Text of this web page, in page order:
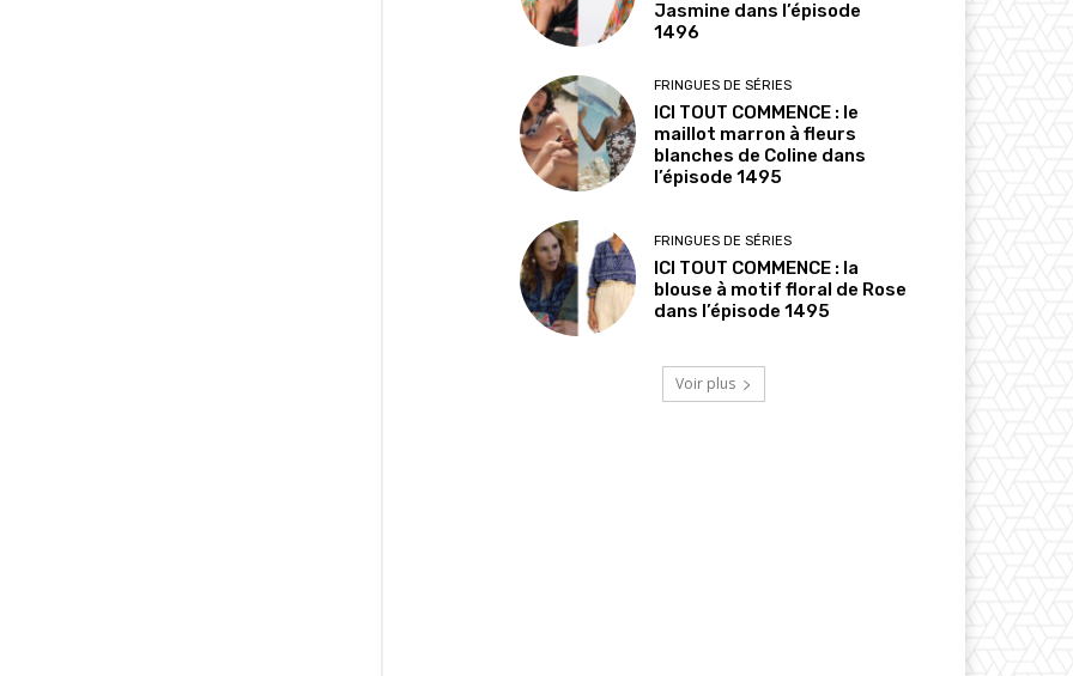
Jasmine dans l’épisode
1496
FRINGUES DE SÉRIES
ICI TOUT COMMENCE : le
maillot marron à fleurs
blanches de Coline dans
l’épisode 1495
FRINGUES DE SÉRIES
ICI TOUT COMMENCE : la
blouse à motif floral de Rose
dans l’épisode 1495
Voir plus